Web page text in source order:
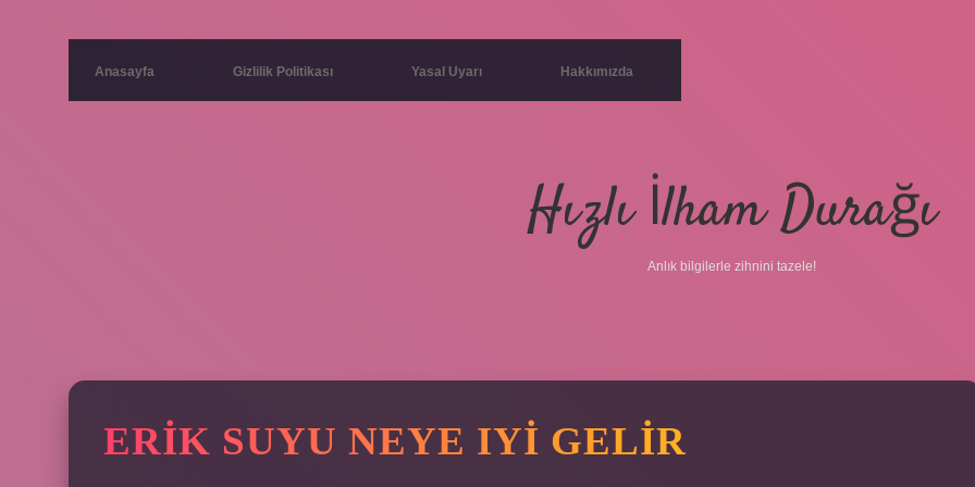
Anasayfa Gizlilik Politikası Yasal Uyarı Hakkımızda
Hızlı İlham Durağı
Anlık bilgilerle zihnini tazele!
ERIK SUYU NEYE IYI GELIR